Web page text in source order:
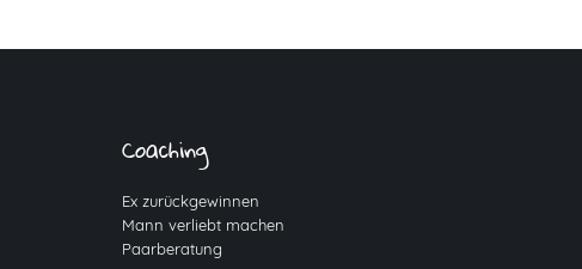
Coaching
Ex zurückgewinnen
Mann verliebt machen
Paarberatung